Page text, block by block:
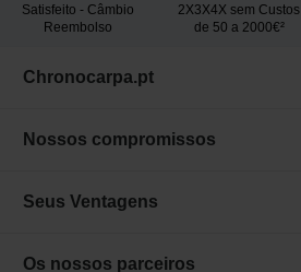
Satisfeito - Câmbio
Reembolso
2X3X4X sem Custos
de 50 a 2000€²
Chronocarpa.pt
Nossos compromissos
Seus Ventagens
Os nossos parceiros